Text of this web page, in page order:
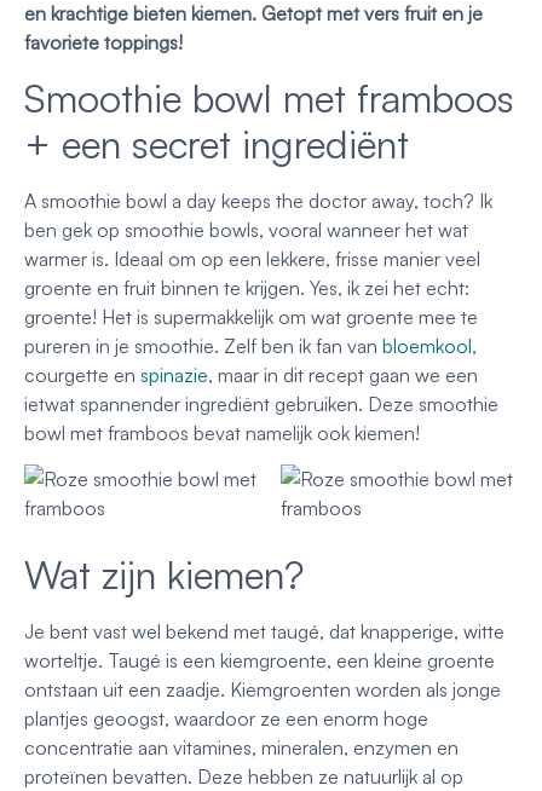
en krachtige bieten kiemen. Getopt met vers fruit en je
favoriete toppings!
Smoothie bowl met framboos
+ een secret ingrediënt
A smoothie bowl a day keeps the doctor away, toch? Ik
ben gek op smoothie bowls, vooral wanneer het wat
warmer is. Ideaal om op een lekkere, frisse manier veel
groente en fruit binnen te krijgen. Yes, ik zei het echt:
groente! Het is supermakkelijk om wat groente mee te
pureren in je smoothie. Zelf ben ik fan van bloemkool,
courgette en spinazie, maar in dit recept gaan we een
ietwat spannender ingrediënt gebruiken. Deze smoothie
bowl met framboos bevat namelijk ook kiemen!
Wat zijn kiemen?
Je bent vast wel bekend met taugé, dat knapperige, witte
worteltje. Taugé is een kiemgroente, een kleine groente
ontstaan uit een zaadje. Kiemgroenten worden als jonge
plantjes geoogst, waardoor ze een enorm hoge
concentratie aan vitamines, mineralen, enzymen en
proteïnen bevatten. Deze hebben ze natuurlijk al op